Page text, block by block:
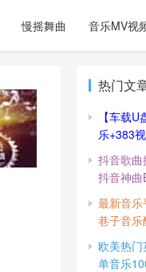
慢摇舞曲 音乐MV视
热门文
【车载
乐+383
抖音歌
抖音神曲
最新音
巷子音乐
欧美热
单音乐